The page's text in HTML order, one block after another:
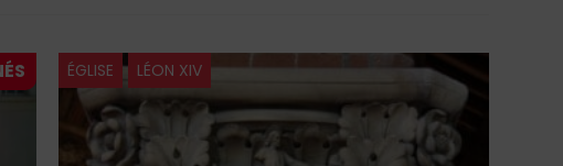
ÉGLISE LÉON XIV